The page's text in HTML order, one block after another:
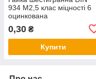
934 М2,5 клас міцності 6
оцинкована
0,30 ₴
Купити